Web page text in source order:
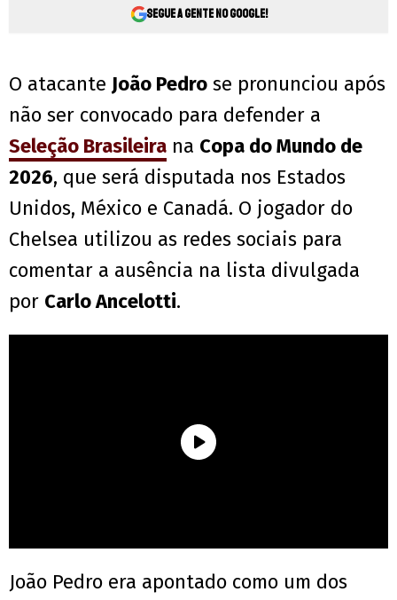
Segue a gente no Google!
O atacante João Pedro se pronunciou após
não ser convocado para defender a
Seleção Brasileira na Copa do Mundo de
2026, que será disputada nos Estados
Unidos, México e Canadá. O jogador do
Chelsea utilizou as redes sociais para
comentar a ausência na lista divulgada
por Carlo Ancelotti.
João Pedro era apontado como um dos